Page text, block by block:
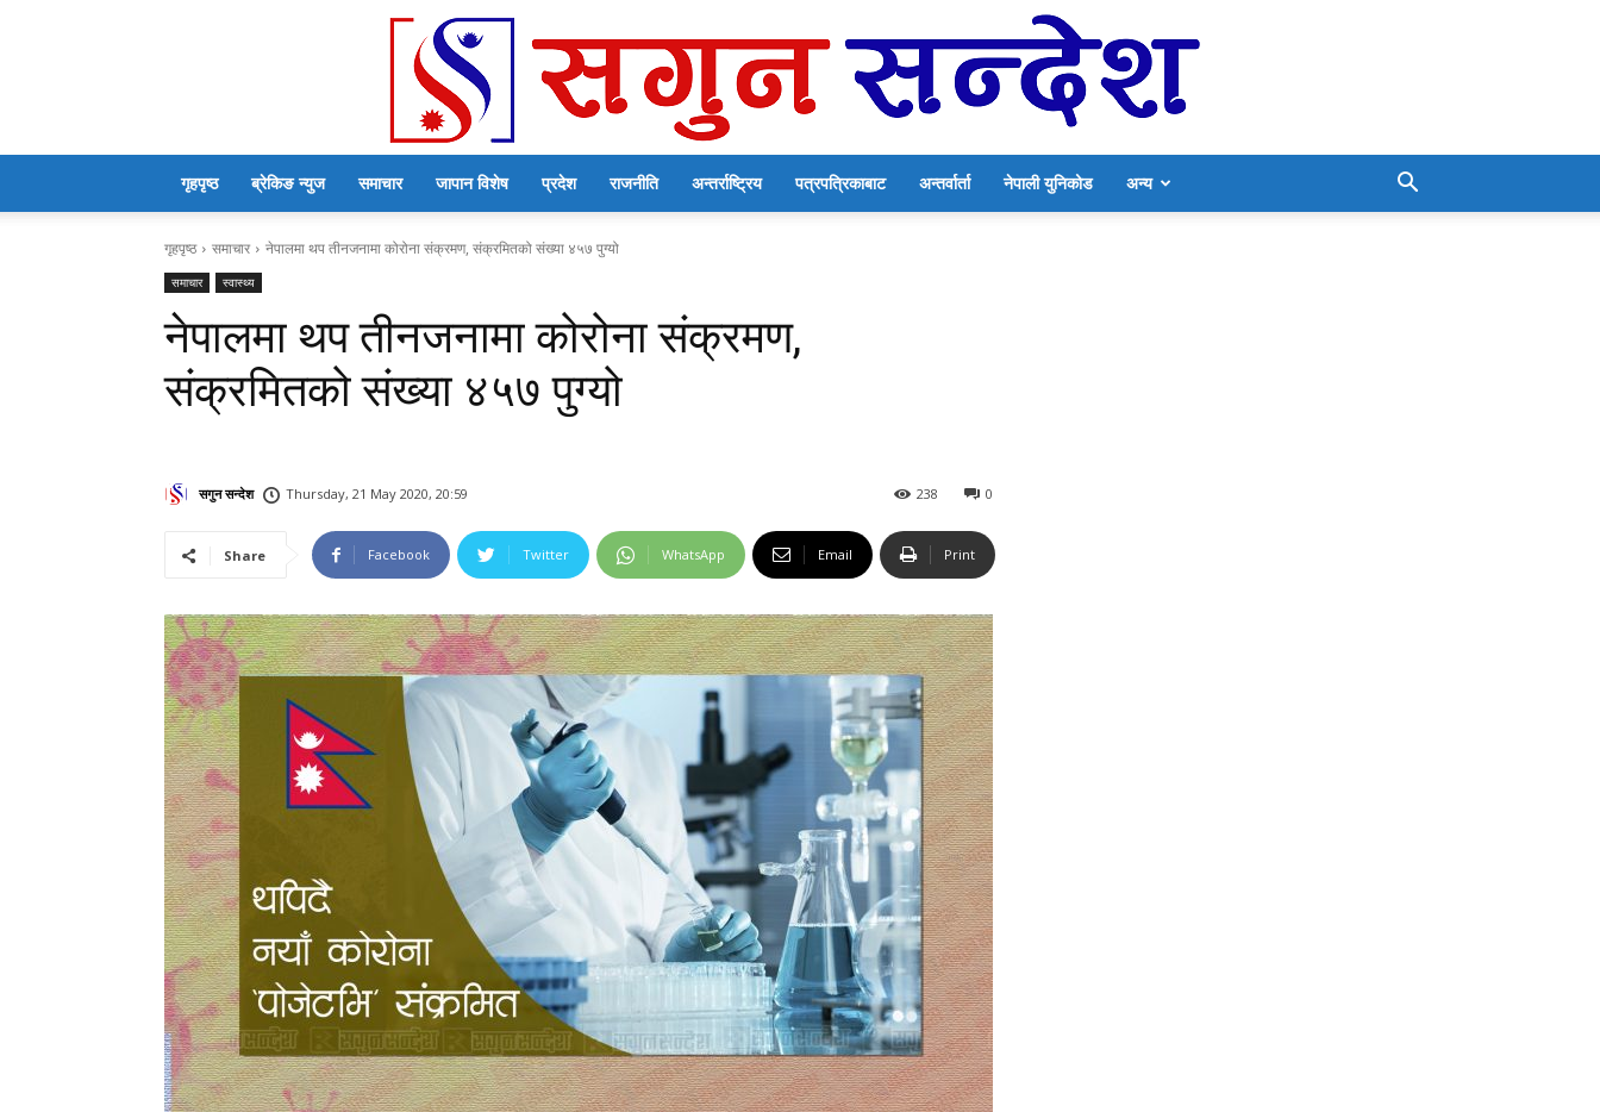
गृहपृष्ठ ब्रेकिङ न्युज समाचार जापान विशेष प्रदेश राजनीति अन्तर्राष्ट्रिय पत्रपत्रिकाबाट अन्तर्वार्ता नेपाली युनिकोड अन्य
गृहपृष्ठ समाचार नेपालमा थप तीनजनामा कोरोना संक्रमण, संक्रमितको संख्या ४५७ पुग्यो
समाचार स्वास्थ्य
नेपालमा थप तीनजनामा कोरोना संक्रमण,
संक्रमितको संख्या ४५७ पुग्यो
सगुन सन्देश Thursday, 21 May 2020, 20:59 0
238
Share Facebook Twitter WhatsApp Email Print